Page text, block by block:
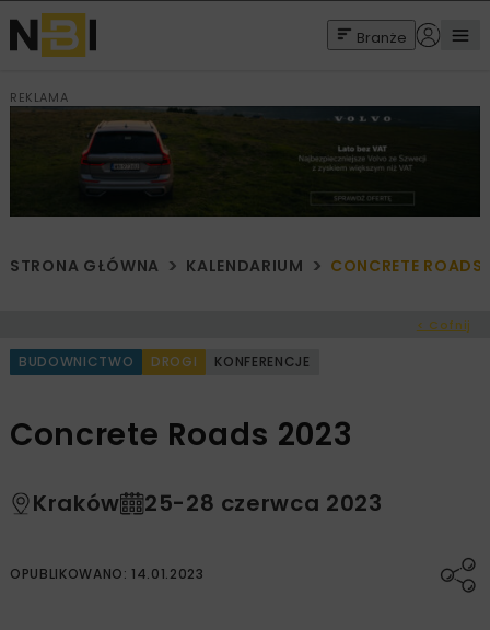
Branże
REKLAMA
STRONA GŁÓWNA KALENDARIUM CONCRETE
< Cofnij
BUDOWNICTWO DROGI KONFERENCJE
Concrete Roads 2023
Kraków 25-28 czerwca 2023
OPUBLIKOWANO: 14.01.2023